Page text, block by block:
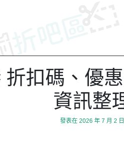
扣碼、優
資訊整
發表在 2026 年 7 月 2 日